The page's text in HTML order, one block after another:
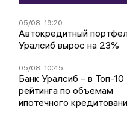
05/08 19:20
Автокредитный
Уралсиб вырос на 23%
05/08 10:45
Банк Уралсиб – в Топ-10
рейтинга по объемам
ипотечного